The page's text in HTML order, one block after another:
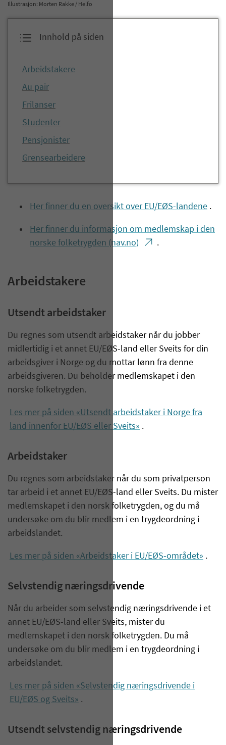
Illustrasjon: Morten Rakke / Helfo
Innhold på siden
Arbeidstakere
Au pair
Frilanser
Studenter
Pensjonister
Grensearbeidere
Her finner du en oversikt over EU/EØS-landene .
Her finner du informasjon om medlemskap i den
norske folketrygden (nav.no)
.
Arbeidstakere
​Utsendt arbeidstaker
Du regnes som utsendt arbeidstaker når du jobber
midlertidig i et annet EU/EØS-land eller Sveits for din
arbeidsgiver i Norge og du mottar lønn fra denne
arbeidsgiveren. Du beholder medlemskapet i den
norske folketrygden.
Les mer på siden «Utsendt arbeidstaker i Norge fra
land innenfor EU/EØS eller Sveits» .
Arbeidstaker
Du regnes som arbeidstaker når du som privatperson
tar arbeid i et annet EU/EØS-land eller Sveits. Du mister
medlemskapet i den norsk folketrygden, og du må
undersøke om du blir medlem i en trygdeordning i
arbeidslandet.
Les mer på siden «Arbeidstaker i EU/EØS-området» .
Selvstendig næringsdrivende
Når du arbeider som selvstendig næringsdrivende i et
annet EU/EØS-land eller Sveits, mister du
medlemskapet i den norsk folketrygden. Du må
undersøke om du blir medlem i en trygdeordning i
arbeidslandet.
Les mer på siden «Selvstendig næringsdrivende i
EU/EØS og Sveits» .
Utsendt selvstendig næringsdrivende